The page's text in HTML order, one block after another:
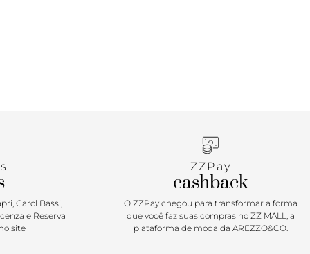
Carol Bassi,
e Reserva
site
ZZPay
cashback
O ZZPay chegou para transformar a forma
que você faz suas compras no ZZ MALL, a
plataforma de moda da AREZZO&CO.